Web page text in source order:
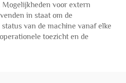
voor extern
in staat om de
van de machine vanaf elke
toezicht en de